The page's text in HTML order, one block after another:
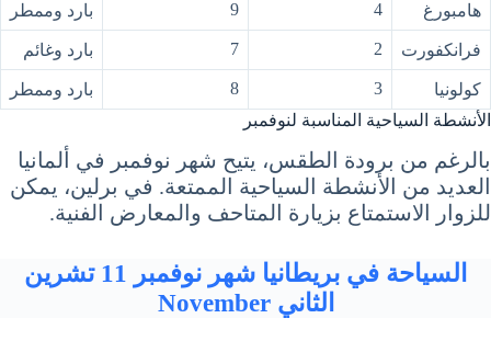
هامبورغ 4
9 بارد وممطر
فرانكفورت 2
7 بارد وغائم
كولونيا 3
8
بارد وممطر
الأنشطة السياحية المناسبة لنوفمبر
بالرغم من برودة الطقس، يتيح شهر نوفمبر في ألمانيا
العديد من الأنشطة السياحية الممتعة. في برلين، يمكن
للزوار الاستمتاع بزيارة المتاحف والمعارض الفنية.
السياحة في بريطانيا شهر نوفمبر 11 تشرين
الثاني November